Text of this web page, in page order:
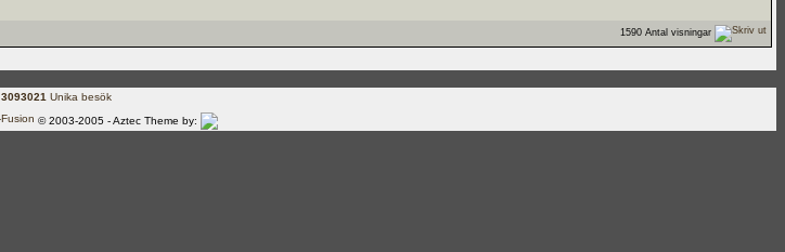
1590 Antal visningar
3093021 Unika besök
© 2003-2005 - Aztec Theme by: